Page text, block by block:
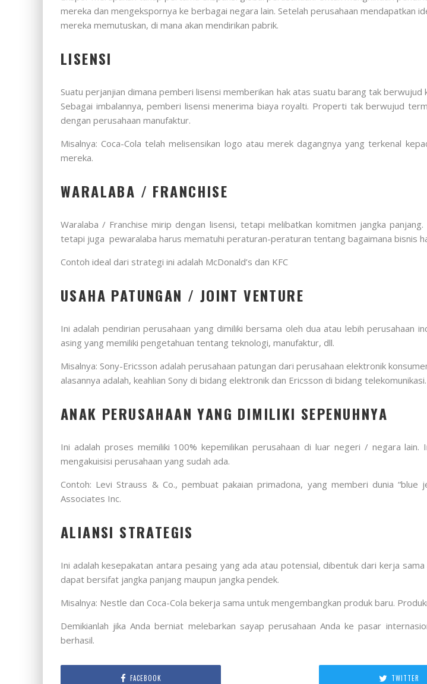
mereka dan mengekspornya ke berbagai negara lain. Setelah perusahaan
mereka memutuskan, di mana akan mendirikan pabrik.
LISENSI
Suatu perjanjian dimana pemberi lisensi memberikan hak atas suatu barang tak
Sebagai imbalannya, pemberi lisensi menerima biaya royalti. Properti tak berwujud
dengan perusahaan manufaktur.
Misalnya: Coca-Cola telah melisensikan logo atau merek dagangnya yang terkenal
mereka.
WARALABA / FRANCHISE
Waralaba / Franchise mirip dengan lisensi, tetapi melibatkan komitmen jangka
tetapi juga pewaralaba harus mematuhi peraturan-peraturan tentang bagaimana bisnis
Contoh ideal dari strategi ini adalah McDonald’s dan KFC
USAHA PATUNGAN / JOINT VENTURE
Ini adalah pendirian perusahaan yang dimiliki bersama oleh dua atau lebih perusahaan
asing yang memiliki pengetahuan tentang teknologi, manufaktur, dll.
Misalnya: Sony-Ericsson adalah perusahaan patungan dari perusahaan elektronik
alasannya adalah, keahlian Sony di bidang elektronik dan Ericsson di bidang telekomunikasi.
ANAK PERUSAHAAN YANG DIMILIKI SEPENUHNYA
Ini adalah proses memiliki 100% kepemilikan perusahaan di luar negeri / negara
mengakuisisi perusahaan yang sudah ada.
Contoh: Levi Strauss & Co., pembuat pakaian primadona, yang memberi dunia “blue
Associates Inc.
ALIANSI STRATEGIS
Ini adalah kesepakatan antara pesaing yang ada atau potensial, dibentuk dari kerja
dapat bersifat jangka panjang maupun jangka pendek.
Misalnya: Nestle dan Coca-Cola bekerja sama untuk mengembangkan produk baru.
Demikianlah jika Anda berniat melebarkan sayap perusahaan Anda ke pasar
berhasil.
FACEBOOK TWITTER